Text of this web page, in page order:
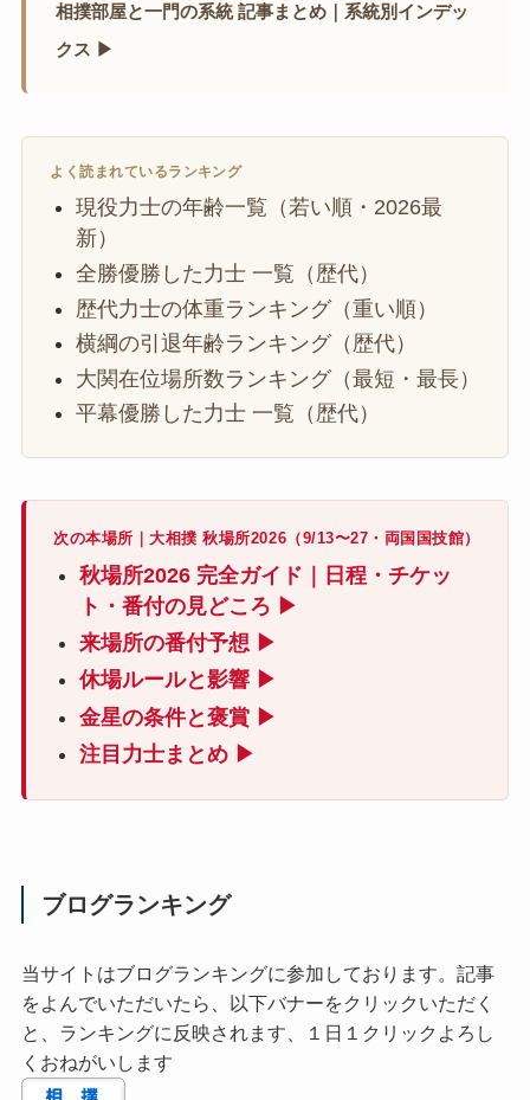
相撲部屋と一門の系統 記事まとめ｜系統別インデッ
クス ▶
よく読まれているランキング
現役力士の年齢一覧（若い順・2026最
新）
全勝優勝した力士 一覧（歴代）
歴代力士の体重ランキング（重い順）
横綱の引退年齢ランキング（歴代）
大関在位場所数ランキング（最短・最長）
平幕優勝した力士 一覧（歴代）
次の本場所｜大相撲 秋場所2026（9/13〜27・両国国技館）
秋場所2026 完全ガイド｜日程・チケッ
ト・番付の見どころ ▶
来場所の番付予想 ▶
休場ルールと影響 ▶
金星の条件と褒賞 ▶
注目力士まとめ ▶
ブログランキング
当サイトはブログランキングに参加しております。記事
をよんでいただいたら、以下バナーをクリックいただく
と、ランキングに反映されます、１日１クリックよろし
くおねがいします